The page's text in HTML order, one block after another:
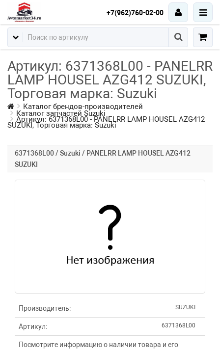
+7(962)760-02-00
Артикул: 6371368L00 - PANELRR
LAMP HOUSEL AZG412 SUZUKI,
Торговая марка: Suzuki
Каталог брендов-производителей
Каталог запчастей Suzuki
Артикул: 6371368L00 - PANELRR LAMP HOUSEL AZG412
SUZUKI, Торговая марка: Suzuki
6371368L00 / Suzuki / PANELRR LAMP HOUSEL AZG412
SUZUKI
Производитель: SUZUKI
Артикул: 6371368L00
Посмотрите информацию о наличии товара и его